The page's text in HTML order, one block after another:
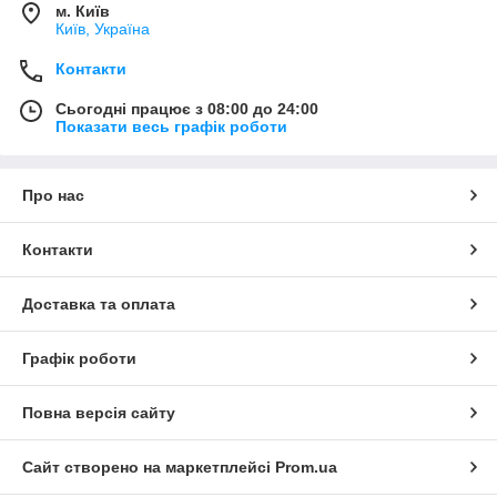
м. Київ
Київ, Україна
Контакти
Сьогодні працює з 08:00 до 24:00
Показати весь графік роботи
Про нас
Контакти
Доставка та оплата
Графік роботи
Повна версія сайту
Сайт створено на маркетплейсі Prom.ua